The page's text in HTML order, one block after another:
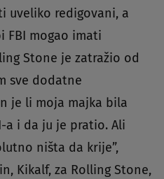
uveliko redigovani, a
FBI mogao imati
Stone je zatražio od
sve dodatne
je li moja majka bila
a i da ju je pratio. Ali
ništa da krije”,
Kikalf, za Rolling Stone,